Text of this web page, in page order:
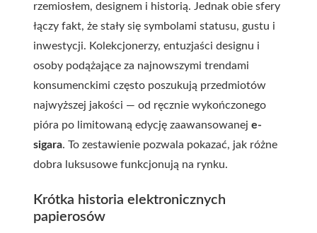
rzemiosłem, designem i historią. Jednak obie sfery
łączy fakt, że stały się symbolami statusu, gustu i
inwestycji. Kolekcjonerzy, entuzjaści designu i
osoby podążające za najnowszymi trendami
konsumenckimi często poszukują przedmiotów
najwyższej jakości — od ręcznie wykończonego
pióra po limitowaną edycję zaawansowanej e-
sigara. To zestawienie pozwala pokazać, jak różne
dobra luksusowe funkcjonują na rynku.
Krótka historia elektronicznych
papierosów